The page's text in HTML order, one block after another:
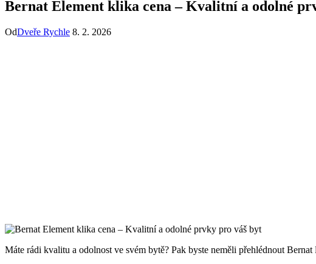
Bernat Element klika cena – Kvalitní a odolné
OdDveře Rychle 8. 2. 2026
Máte rádi kvalitu a odolnost​ ve svém⁢ bytě? Pak byste neměli přehlédnout